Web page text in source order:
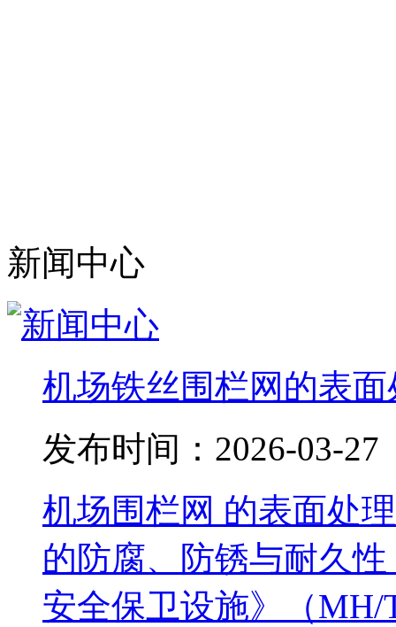
新闻中心
机场铁丝围栏网的表
发布时间：2026-03-27
机场围栏网 的表面处
的防腐、防锈与耐久
安全保卫设施》（MH/